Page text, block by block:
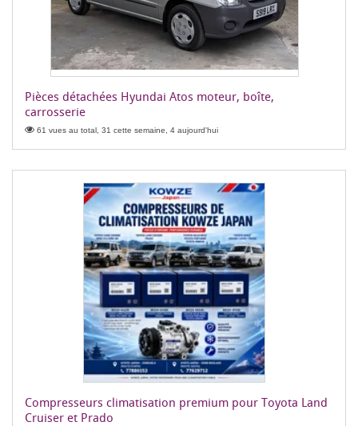
Pièces détachées Hyundai Atos moteur, boîte,
carrosserie
61 vues au total, 31 cette semaine, 4 aujourd'hui
Compresseurs climatisation premium pour Toyota Land
Cruiser et Prado